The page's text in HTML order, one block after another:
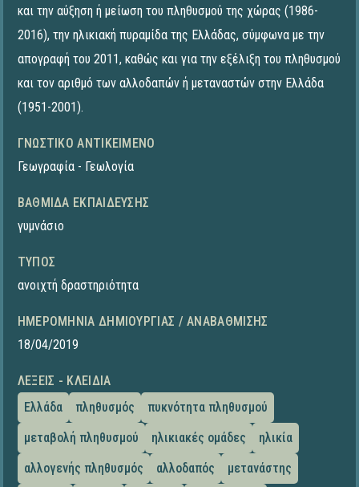
και την αύξηση ή μείωση του πληθυσμού της χώρας (1986-
2016), την ηλικιακή πυραμίδα της Ελλάδας, σύμφωνα με την
απογραφή του 2011, καθώς και για την εξέλιξη του πληθυσμού
και τον αριθμό των αλλοδαπών ή μεταναστών στην Ελλάδα
(1951-2001).
ΓΝΩΣΤΙΚΌ ΑΝΤΙΚΕΊΜΕΝΟ
Γεωγραφία - Γεωλογία
ΒΑΘΜΊΔΑ ΕΚΠΑΊΔΕΥΣΗΣ
γυμνάσιο
ΤΎΠΟΣ
ανοιχτή δραστηριότητα
ΗΜΕΡΟΜΗΝΊΑ ΔΗΜΙΟΥΡΓΊΑΣ / ΑΝΑΒΆΘΜΙΣΗΣ
18/04/2019
ΛΈΞΕΙΣ - ΚΛΕΙΔΙΆ
Ελλάδα
πληθυσμός
πυκνότητα πληθυσμού
μεταβολή πληθυσμού
ηλικιακές ομάδες
ηλικία
αλλογενής πληθυσμός
αλλοδαπός
μετανάστης